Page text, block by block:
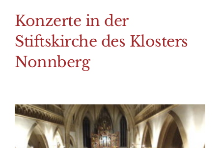
Konzerte in der
Stiftskirche des Klosters
Nonnberg